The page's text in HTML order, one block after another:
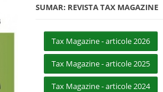
SUMAR: REVISTA TAX MAGAZINE
Tax Magazine - articole 2026
Tax Magazine - articole 2025
Tax Magazine - articole 2024